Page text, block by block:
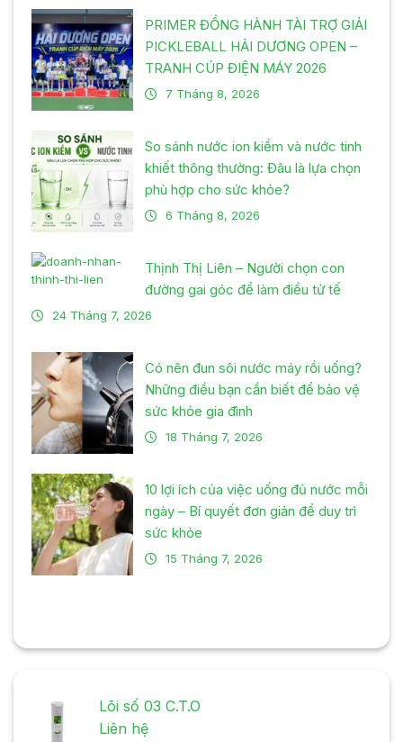
PRIMER ĐỒNG HÀNH TÀI TRỢ GIẢI
PICKLEBALL HẢI DƯƠNG OPEN –
TRANH CÚP ĐIỆN MÁY 2026
7 Tháng 8, 2026
So sánh nước ion kiềm và nước tinh
khiết thông thường: Đâu là lựa chọn
phù hợp cho sức khỏe?
6 Tháng 8, 2026
Thịnh Thị Liên – Người chọn con
đường gai góc để làm điều tử tế
24 Tháng 7, 2026
Có nên đun sôi nước máy rồi uống?
Những điều bạn cần biết để bảo vệ
sức khỏe gia đình
18 Tháng 7, 2026
10 lợi ích của việc uống đủ nước mỗi
ngày – Bí quyết đơn giản để duy trì
sức khỏe
15 Tháng 7, 2026
Lõi số 03 C.T.O
Liên hệ